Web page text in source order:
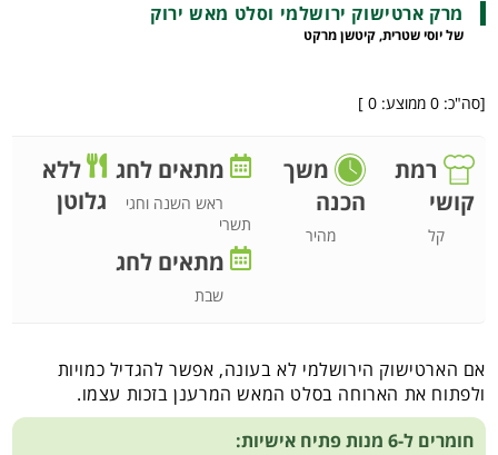
מרק ארטישוק ירושלמי וסלט מאש ירוק
של יוסי שטרית, קיטשן מרקט
[סה"כ: 0 ממוצע: 0
]
רמת
קושי
קל
משך
הכנה
מהיר
מתאים לחג
ראש השנה וחגי
תשרי
מתאים לחג
שבת
ללא
גלוטן
אם הארטישוק הירושלמי לא בעונה, אפשר להגדיל כמויות
ולפתוח את הארוחה בסלט המאש המרענן בזכות עצמו.
חומרים ל-6 מנות פתיח אישיות: